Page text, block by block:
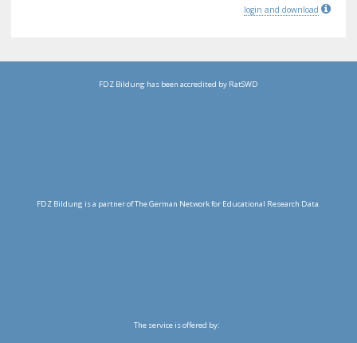
login and download
FDZ Bildung has been accredited by RatSWD
FDZ Bildung is a partner of The German Network for Educational Research Data.
The service is offered by: